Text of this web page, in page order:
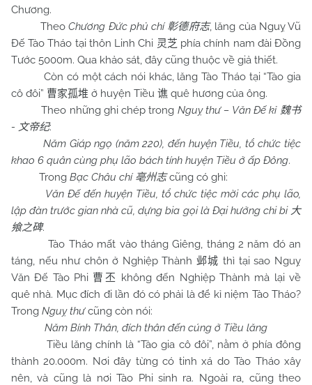
Chương.
TheoChương Đức phủ chí彰德府志, lăng của Nguỵ Vũ
Đế Tào Tháo tại thôn Linh Chi 灵芝 phía chính nam đài Đồng
Tước 5000m. Qua khảo sát, đây cũng thuộc về giả thiết.
Còn có một cách nói khác, lăng Tào Tháo tại “Tào gia
cô đôi” 曹家孤堆 ở huyện Tiều 谯 quê hương của ông.
Theo những ghi chép trong Nguỵ thư – Văn Đế kỉ 魏书
- 文帝纪:
Năm Giáp ngọ (năm 220), đến huyện Tiều, tổ chức tiệc
khao 6 quân cùng phụ lão bách tính huyện Tiều ở ấp Đông.
Trong Bạc Châu chí亳州志cũng có ghi:
Văn Đế đến huyện Tiều, tổ chức tiệc mời các phụ lão,
lập đàn trước gian nhà cũ, dựng bia gọi là Đại hưởng chi bi 大
飨之碑.
Tào Tháo mất vào tháng Giêng, tháng 2 năm đó an
táng, nếu như chôn ở Nghiệp Thành 邺城 thì tại sao Nguỵ
Văn Đế Tào Phi 曹丕
không đến Nghiệp Thành mà lại về
quê nhà. Mục đích đi lần đó có phải là để kỉ niệm Tào Tháo?
Trong Nguỵ thưcũng còn nói:
Năm Bính Thân, đích thân đến cúng ở Tiều lăng
Tiều lăng chính là “Tào gia cô đôi”, nằm ở phía đông
thành 20.000m. Nơi đây từng có tinh xá do Tào Tháo xây
nên, và cũng là nơi Tào Phi sinh ra. Ngoài ra, cũng theo